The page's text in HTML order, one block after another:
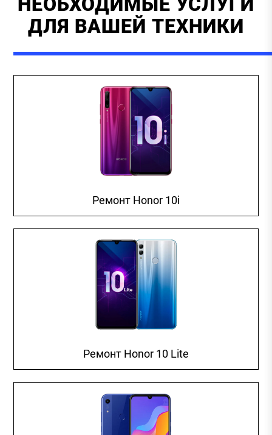
ДЛЯ ВАШЕЙ ТЕХНИКИ
Ремонт Honor 10i
Ремонт Honor 10 Lite